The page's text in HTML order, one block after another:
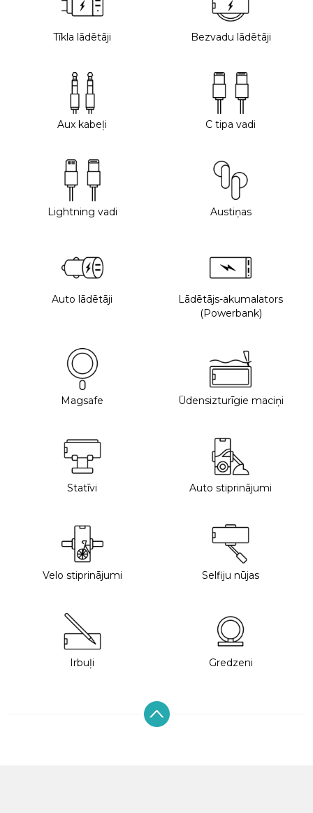
Tīkla lādētāji Bezvadu lādētāji
Aux kabeļi C tipa vadi
Lightning vadi Austiņas
Auto lādētāji
Lādētājs-akumalators
(Powerbank)
Magsafe Ūdensizturīgie maciņi
Statīvi Auto stiprinājumi
Velo stiprinājumi Selfiju nūjas
Irbuļi Gredzeni